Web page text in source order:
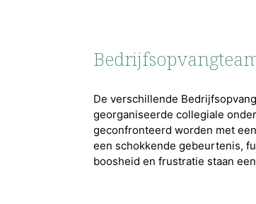
De verschillende
georganiseerde collegiale
geconfronteerd worden met
een schokkende gebeurtenis,
boosheid en frustratie staan